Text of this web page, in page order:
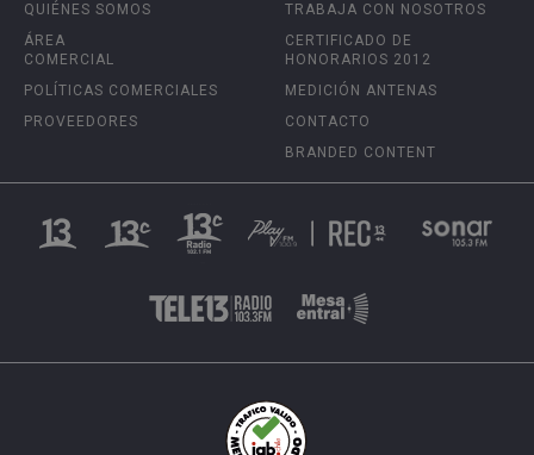
QUIÉNES SOMOS
ÁREA
COMERCIAL
POLÍTICAS COMERCIALES
PROVEEDORES
TRABAJA CON NOSOTROS
CERTIFICADO DE
HONORARIOS 2012
MEDICIÓN ANTENAS
CONTACTO
BRANDED CONTENT